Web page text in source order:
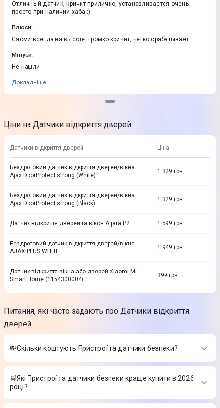
Отличный датчик, кричит прилично, устанавливается очень
просто при наличии хаба :)
Плюси:
Сяоми всегда на высоте, громко кричит, четко срабатывает
Мінуси:
Не нашли
Докладніше
Ціни на Датчики відкриття дверей
Датчики відкриття дверей Ціна
Бездротовий датчик відкриття дверей/вікна
Ajax DoorProtect strong (White)
1 329 грн
Бездротовий датчик відкриття дверей/вікна
Ajax DoorProtect strong (Black)
1 329 грн
Датчик відкриття дверей та вікон Aqara P2 1 599 грн
Бездротовий датчик відкриття дверей/вікна
AJAX PLUS WHITE
1 949 грн
Датчик відкриття вікна або дверей Xiaomi Mi
Smart Home (1154300004)
399 грн
Питання, які часто задають про Датчики відкриття
дверей
💸Скільки коштують Пристрої та датчики безпеки?
Вартість товарів в категорії Пристрої та датчики безпеки в
інтернет-магазині Цитрус
Розумний датчик природного газу Aqara JT-BZ-03AQ/A
2 899 ₴
🛒Які Пристрої та датчики безпеки краще купити в 2026
році?
Найкращі Пристрої та датчики безпеки в 2026 році на думку